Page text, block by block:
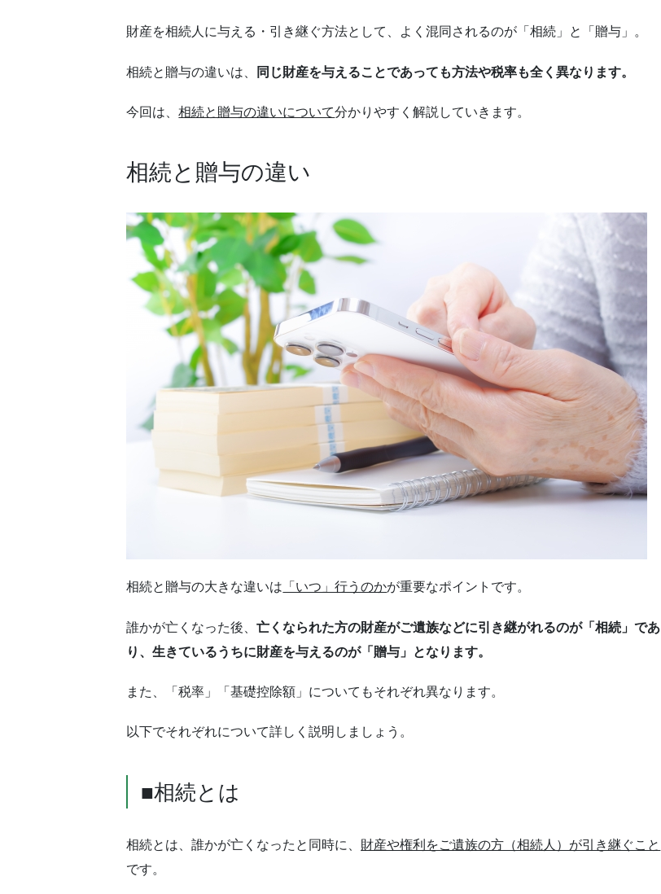
財産を相続人に与える・引き継ぐ方法として、よく混同されるのが「相続」と「贈与」。
相続と贈与の違いは、 同じ財産を与えることであっても方法や税率も全く異なります。
今回は、相続と贈与の違いについて分かりやすく解説していきます。
相続と贈与の違い
相続と贈与の大きな違いは 「いつ」行うのかが重要なポイントです。
誰かが亡くなった後、亡くなられた方の財産がご遺族などに引き継がれるのが「相続」であ
り、生きているうちに財産を与えるのが「贈与」となります。
また、「税率」「基礎控除額」についてもそれぞれ異なります。
以下でそれぞれについて詳しく説明しましょう。
■相続とは
相続とは、誰かが亡くなったと同時に、 財産や権利をご遺族の方（相続人）が引き継ぐこと
です。